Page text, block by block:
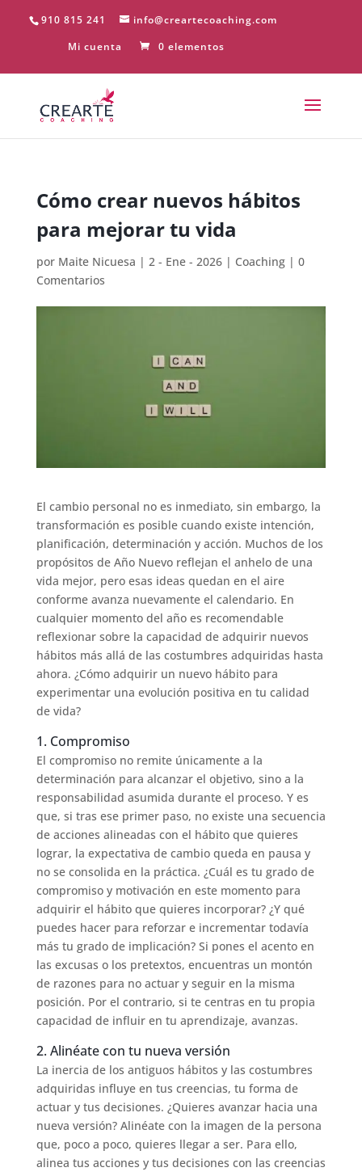
910 815 241
info@creartecoaching.com
Mi cuenta
0 elementos
Cómo crear nuevos hábitos
para mejorar tu vida
por Maite Nicuesa | 2 - Ene - 2026| Coaching| 0
Comentarios
El cambio personal no es inmediato, sin embargo, la
transformación es posible cuando existe intención,
planificación, determinación y acción. Muchos de los
propósitos de Año Nuevo reflejan el anhelo de una
vida mejor, pero esas ideas quedan en el aire
conforme avanza nuevamente el calendario. En
cualquier momento del año es recomendable
reflexionar sobre la capacidad de adquirir nuevos
hábitos más allá de las costumbres adquiridas hasta
ahora. ¿Cómo adquirir un nuevo hábito para
experimentar una evolución positiva en tu calidad
de vida?
1. Compromiso
El compromiso no remite únicamente a la
determinación para alcanzar el objetivo, sino a la
responsabilidad asumida durante el proceso. Y es
que, si tras ese primer paso, no existe una secuencia
de acciones alineadas con el hábito que quieres
lograr, la expectativa de cambio queda en pausa y
no se consolida en la práctica. ¿Cuál es tu grado de
compromiso y motivación en este momento para
adquirir el hábito que quieres incorporar? ¿Y qué
puedes hacer para reforzar e incrementar todavía
más tu grado de implicación? Si pones el acento en
las excusas o los pretextos, encuentras un montón
de razones para no actuar y seguir en la misma
posición. Por el contrario, si te centras en tu propia
capacidad de influir en tu aprendizaje, avanzas.
2. Alinéate con tu nueva versión
La inercia de los antiguos hábitos y las costumbres
adquiridas influye en tus creencias, tu forma de
actuar y tus decisiones. ¿Quieres avanzar hacia una
nueva versión? Alinéate con la imagen de la persona
que, poco a poco, quieres llegar a ser. Para ello,
alinea tus acciones y tus decisiones con las creencias